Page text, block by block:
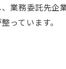
軽貨物配送がシ
自分らしい働き
業務委託先
っています。